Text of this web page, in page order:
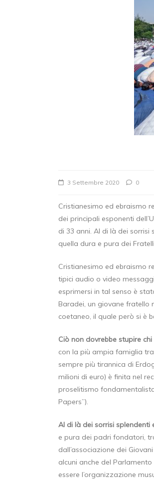
3 Settembre 2020 0
Cristianesimo ed ebraismo
dei principali esponenti
di 33 anni. Al di là dei sorrisi
quella dura e pura dei
Cristianesimo ed ebraismo
tipici audio o video
esprimersi in tal senso è
Baradei, un giovane fratello
coetaneo, il quale però si è
Ciò non dovrebbe stupire chi
con la più ampia famiglia
sempre più tirannica di
milioni di euro) è finita nel
proselitismo
Papers”).
Al di là dei sorrisi splendenti
e pura dei padri fondatori,
dall’associazione dei
alcuni anche del
essere l’organizzazione
Stampa
LEGA,
NUOVA